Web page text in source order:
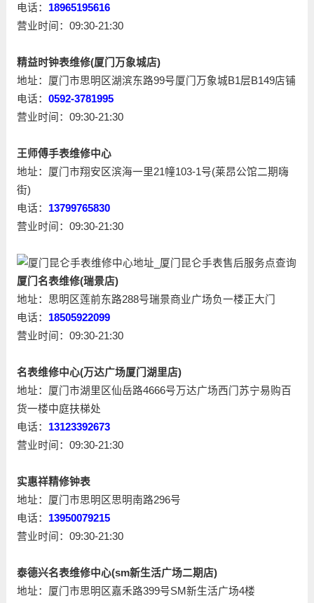
电话： 18965195616
营业时间：09:30-21:30
精益时钟表维修(厦门万象城店)
地址：厦门市思明区湖滨东路99号厦门万象城B1层B149店铺
电话： 0592-3781995
营业时间：09:30-21:30
王师傅手表维修中心
地址：厦门市翔安区滨海一里21幢103-1号(莱昂公馆二期嗨
街)
电话： 13799765830
营业时间：09:30-21:30
厦门名表维修(瑞景店)
地址：思明区莲前东路288号瑞景商业广场负一楼正大门
电话： 18505922099
营业时间：09:30-21:30
名表维修中心(万达广场厦门湖里店)
地址：厦门市湖里区仙岳路4666号万达广场西门苏宁易购百
货一楼中庭扶梯处
电话： 13123392673
营业时间：09:30-21:30
实惠祥精修钟表
地址：厦门市思明区思明南路296号
电话： 13950079215
营业时间：09:30-21:30
泰德兴名表维修中心(sm新生活广场二期店)
地址：厦门市思明区嘉禾路399号SM新生活广场4楼